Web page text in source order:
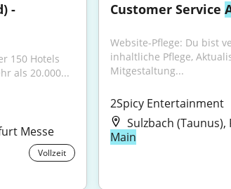
-
150 Hotels
als 20.000...
Messe
Vollzeit
Customer Service
Website-Pflege: Du bist
inhaltliche Pflege,
Mitgestaltung...
2Spicy Entertainment
Sulzbach (Taunus),
Main